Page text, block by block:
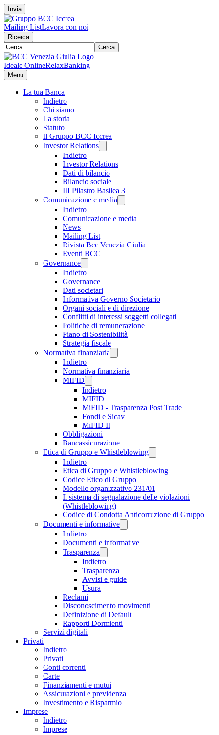
Invia
Mailing ListLavora con noi
Ricerca
Cerca
Ideale OnlineRelaxBanking
Menu
La tua Banca
Indietro
Chi siamo
La storia
Statuto
Il Gruppo BCC Iccrea
Investor Relations
Indietro
Investor Relations
Dati di bilancio
Bilancio sociale
III Pilastro Basilea 3
Comunicazione e media
Indietro
Comunicazione e media
News
Mailing List
Rivista Bcc Venezia Giulia
Eventi BCC
Governance
Indietro
Governance
Dati societari
Informativa Governo Societario
Organi sociali e di direzione
Conflitti di interessi soggetti collegati
Politiche di remunerazione
Piano di Sostenibilità
Strategia fiscale
Normativa finanziaria
Indietro
Normativa finanziaria
MIFID
Indietro
MIFID
MiFID - Trasparenza Post Trade
Fondi e Sicav
MiFID II
Obbligazioni
Bancassicurazione
Etica di Gruppo e Whistleblowing
Indietro
Etica di Gruppo e Whistleblowing
Codice Etico di Gruppo
Modello organizzativo 231/01
Il sistema di segnalazione delle violazioni
(Whistleblowing)
Codice di Condotta Anticorruzione di Gruppo
Documenti e informative
Indietro
Documenti e informative
Trasparenza
Indietro
Trasparenza
Avvisi e guide
Usura
Reclami
Disconoscimento movimenti
Definizione di Default
Rapporti Dormienti
Servizi digitali
Privati
Indietro
Privati
Conti correnti
Carte
Finanziamenti e mutui
Assicurazioni e previdenza
Investimento e Risparmio
Imprese
Indietro
Imprese